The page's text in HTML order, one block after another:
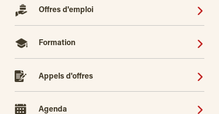
Offres d'emploi
Formation
Appels d'offres
Agenda